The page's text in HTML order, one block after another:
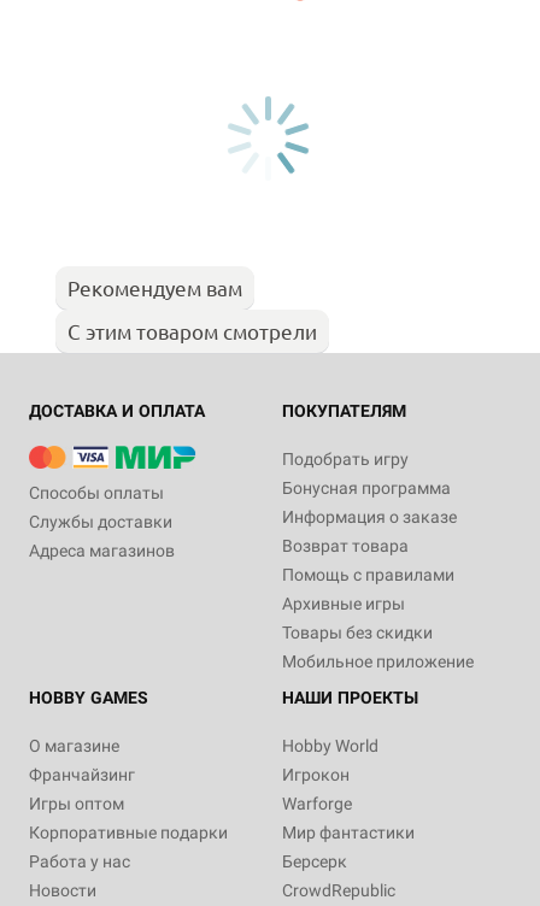
Рекомендуем вам
С этим товаром смотрели
ДОСТАВКА И ОПЛАТА
Способы оплаты
Службы доставки
Адреса магазинов
ПОКУПАТЕЛЯМ
Подобрать игру
Бонусная программа
Информация о заказе
Возврат товара
Помощь с правилами
Архивные игры
Товары без скидки
Мобильное приложение
HOBBY GAMES
О магазине
Франчайзинг
Игры оптом
Корпоративные подарки
Работа у нас
Новости
НАШИ ПРОЕКТЫ
Hobby World
Игрокон
Warforge
Мир фантастики
Берсерк
CrowdRepublic